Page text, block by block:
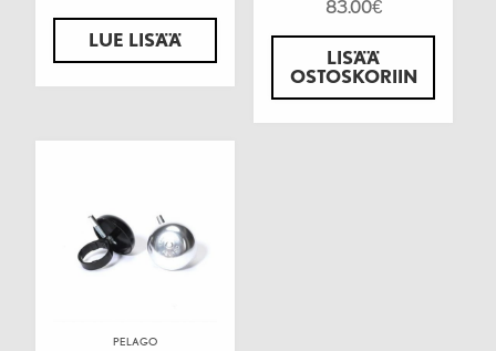
LUE LISÄÄ
83.00€
LISÄÄ
OSTOSKORIIN
PELAGO